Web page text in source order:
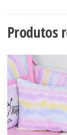
Produtos